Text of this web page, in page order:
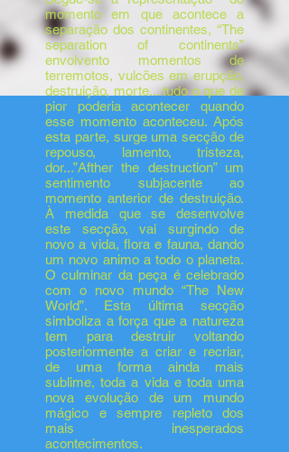
momento em que acontece a
separação dos continentes, “The
separation of continents”
envolvento momentos de
terremotos, vulcões em erupção,
destruição, morte... tudo o que de
pior poderia acontecer quando
esse momento aconteceu. Após
esta parte, surge uma secção de
repouso, lamento, tristeza,
dor...”Afther the destruction” um
sentimento subjacente ao
momento anterior de destruição.
À medida que se desenvolve
este secção, vai surgindo de
novo a vida, flora e fauna, dando
um novo animo a todo o planeta.
O culminar da peça é celebrado
com o novo mundo “The New
World”. Esta última secção
simboliza a força que a natureza
tem para destruir voltando
posteriormente a criar e recriar,
de uma forma ainda mais
sublime, toda a vida e toda uma
nova evolução de um mundo
mágico e sempre repleto dos
mais inesperados
acontecimentos.